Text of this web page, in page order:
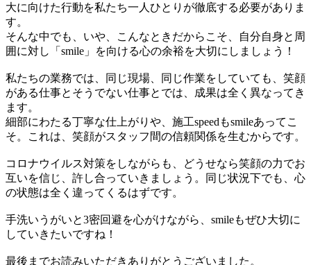
大に向けた行動を私たち一人ひとりが徹底する必要がありま
す。
そんな中でも、いや、こんなときだからこそ、自分自身と周
囲に対し「smile」を向ける心の余裕を大切にしましょう！
私たちの業務では、同じ現場、同じ作業をしていても、笑顔
がある仕事とそうでない仕事とでは、成果は全く異なってき
ます。
細部にわたる丁寧な仕上がりや、施工speedもsmileあってこ
そ。これは、笑顔がスタッフ間の信頼関係を生むからです。
コロナウイルス対策をしながらも、どうせなら笑顔の力でお
互いを信じ、許し合っていきましょう。同じ状況下でも、心
の状態は全く違ってくるはずです。
手洗いうがいと3密回避を心がけながら、smileもぜひ大切に
していきたいですね！
最後までお読みいただきありがとうございました。